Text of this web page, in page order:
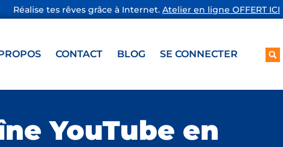
Réalise tes rêves grâce à Internet. Atelier en ligne OFFERT ICI
CONTACT BLOG SE CONNECTER
YouTube en